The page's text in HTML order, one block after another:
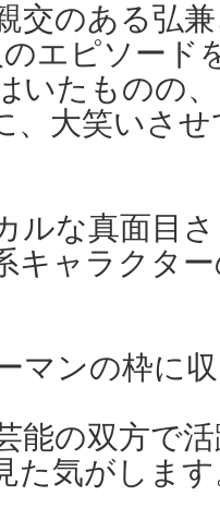
交のある弘
エピソード
いたものの、
、大笑いさ
ルな真面目
キャラクタ
マンの枠に
能の双方で
た気がしま